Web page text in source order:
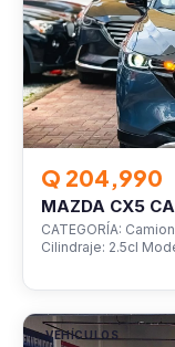
Q 204,990
MAZDA CX5
CATEGORÍA:
Cilindraje: 2.5cl
VEHÍCULOS